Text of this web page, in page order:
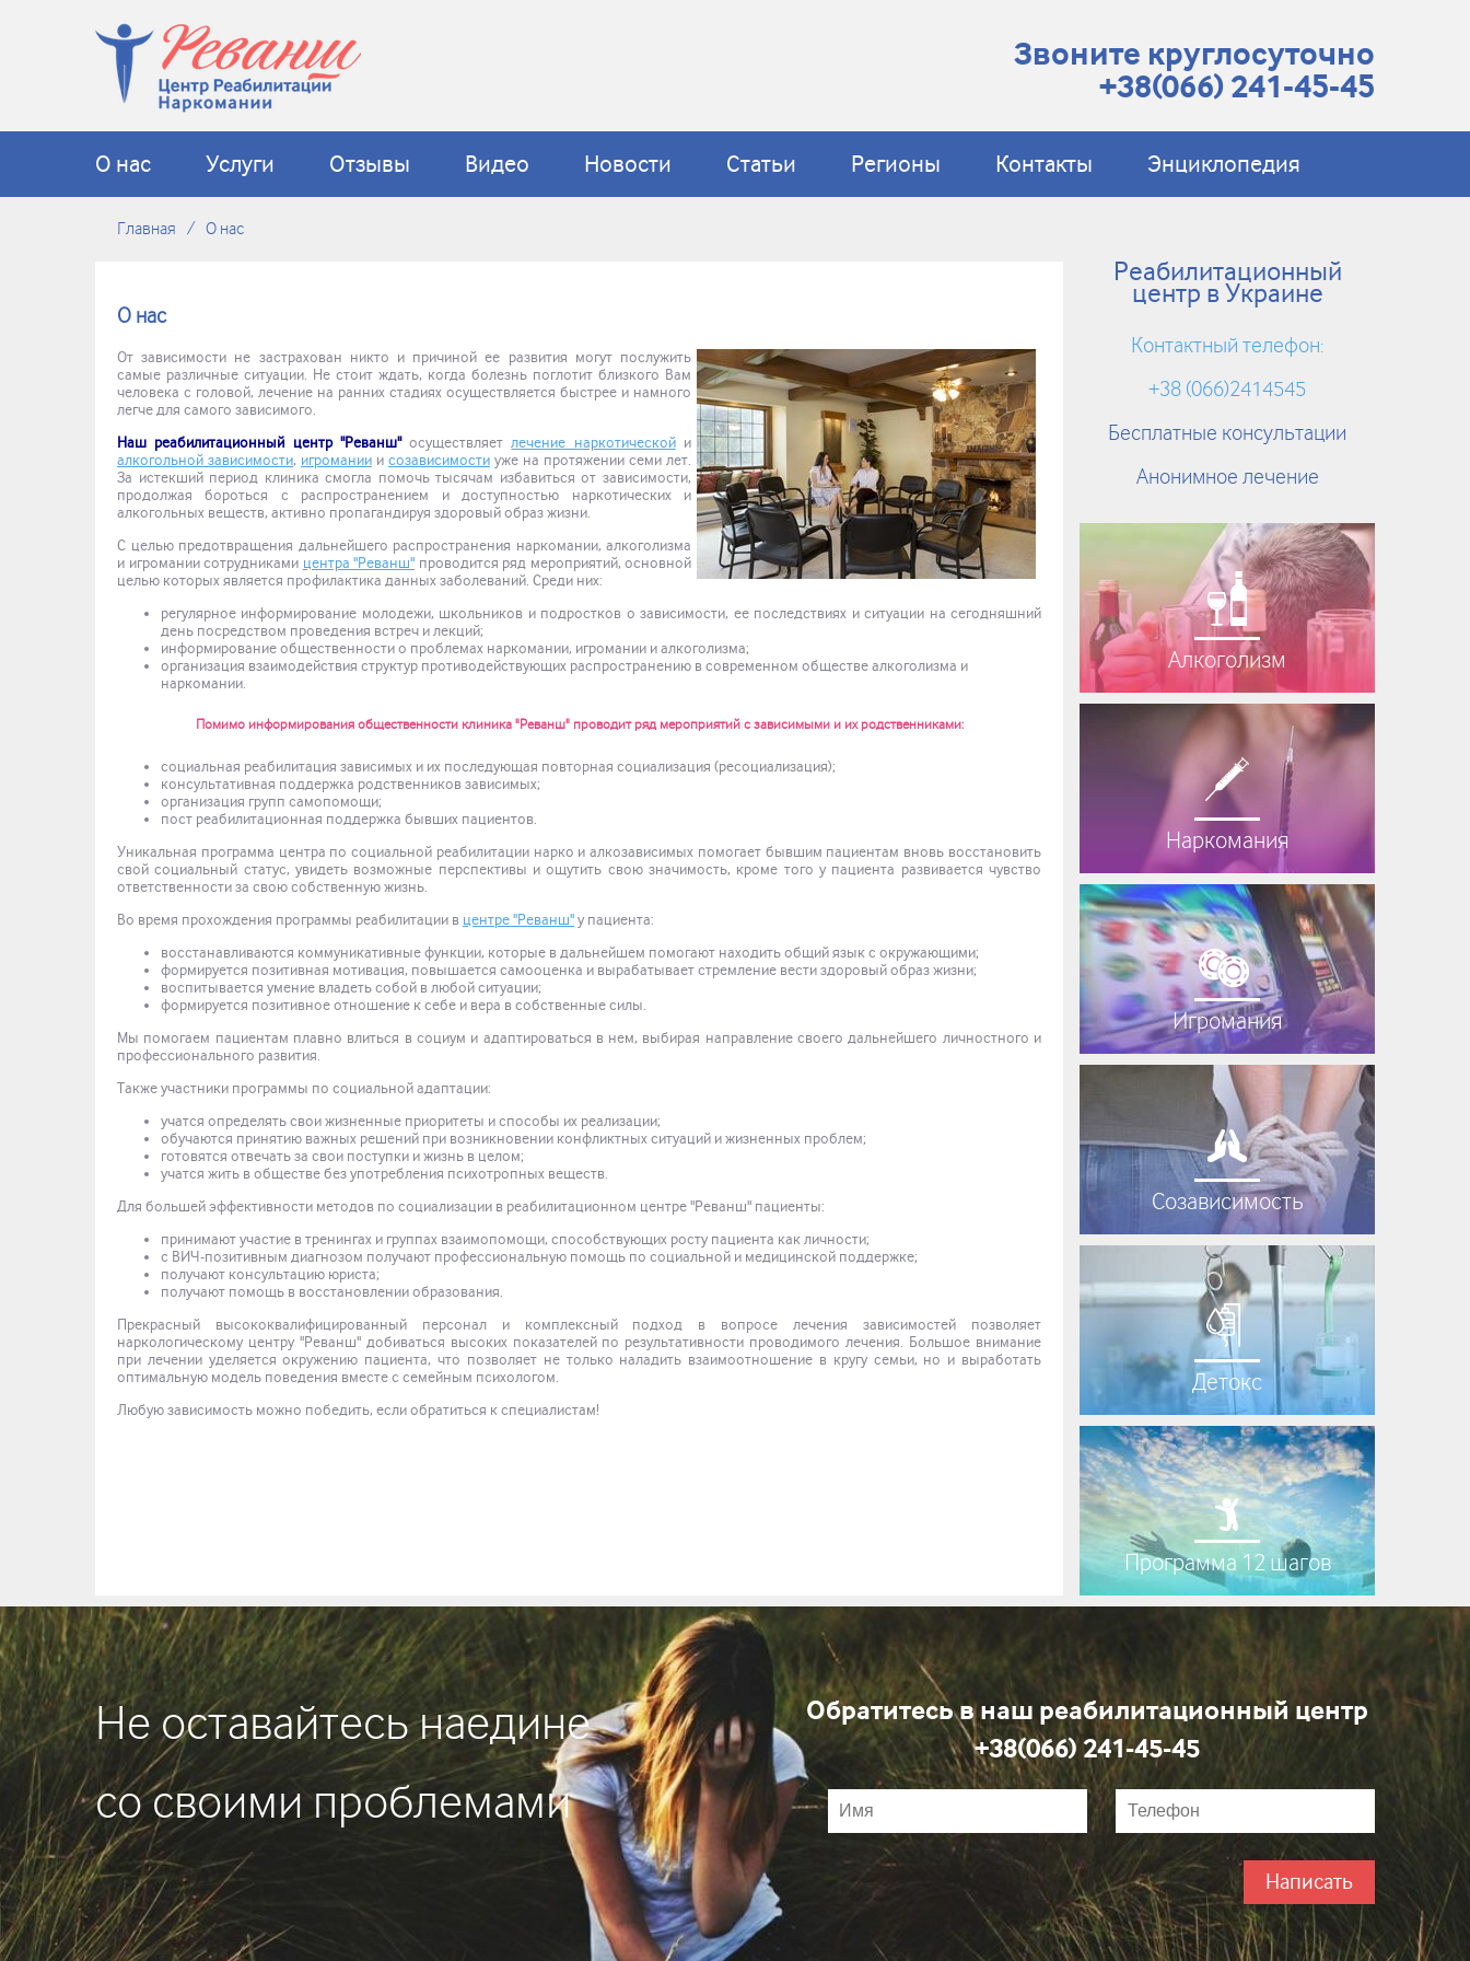
Звоните круглосуточно
+38(066) 241-45-45
О нас Услуги Отзывы Видео Новости Статьи Регионы Контакты Энциклопедия
Главная О нас
О нас
От зависимости не застрахован никто и причиной ее развития могут послужить
самые различные ситуации. Не стоит ждать, когда болезнь поглотит близкого Вам
человека с головой, лечение на ранних стадиях осуществляется быстрее и намного
легче для самого зависимого.
Наш реабилитационный центр "Реванш"осуществляетлечение наркотическойи
алкогольной зависимости, игромании и созависимости уже на протяжении семи лет.
За истекший период клиника смогла помочь тысячам избавиться от зависимости,
продолжая бороться с распространением и доступностью наркотических и
алкогольных веществ, активно пропагандируя здоровый образ жизни.
С целью предотвращения дальнейшего распространения наркомании, алкоголизма
и игромании сотрудниками центра "Реванш" проводится ряд мероприятий, основной
целью которых является профилактика данных заболеваний. Среди них:
регулярное информирование молодежи, школьников и подростков о зависимости, ее последствиях и ситуации на сегодняшний
день посредством проведения встреч и лекций;
информирование общественности о проблемах наркомании, игромании и алкоголизма;
организация взаимодействия структур противодействующих распространению в современном обществе алкоголизма и
наркомании.
Помимо информирования общественности клиника "Реванш" проводит ряд мероприятий с зависимыми и их родственниками:
социальная реабилитация зависимых и их последующая повторная социализация (ресоциализация);
консультативная поддержка родственников зависимых;
организация групп самопомощи;
пост реабилитационная поддержка бывших пациентов.
Уникальная программа центра по социальной реабилитации нарко и алкозависимых помогает бывшим пациентам вновь восстановить
свой социальный статус, увидеть возможные перспективы и ощутить свою значимость, кроме того у пациента развивается чувство
ответственности за свою собственную жизнь.
Во время прохождения программы реабилитации в центре "Реванш"у пациента:
восстанавливаются коммуникативные функции, которые в дальнейшем помогают находить общий язык с окружающими;
формируется позитивная мотивация, повышается самооценка и вырабатывает стремление вести здоровый образ жизни;
воспитывается умение владеть собой в любой ситуации;
формируется позитивное отношение к себе и вера в собственные силы.
Мы помогаем пациентам плавно влиться в социум и адаптироваться в нем, выбирая направление своего дальнейшего личностного и
профессионального развития.
Также участники программы по социальной адаптации:
учатся определять свои жизненные приоритеты и способы их реализации;
обучаются принятию важных решений при возникновении конфликтных ситуаций и жизненных проблем;
готовятся отвечать за свои поступки и жизнь в целом;
учатся жить в обществе без употребления психотропных веществ.
Для большей эффективности методов по социализации в реабилитационном центре "Реванш" пациенты:
принимают участие в тренингах и группах взаимопомощи, способствующих росту пациента как личности;
с ВИЧ-позитивным диагнозом получают профессиональную помощь по социальной и медицинской поддержке;
получают консультацию юриста;
получают помощь в восстановлении образования.
Прекрасный высококвалифицированный персонал и комплексный подход в вопросе лечения зависимостей позволяет
наркологическому центру "Реванш" добиваться высоких показателей по результативности проводимого лечения. Большое внимание
при лечении уделяется окружению пациента, что позволяет не только наладить взаимоотношение в кругу семьи, но и выработать
оптимальную модель поведения вместе с семейным психологом.
Любую зависимость можно победить, если обратиться к специалистам!
Реабилитационный
центр в Украине
Контактный телефон:
+38 (066)2414545
Бесплатные консультации
Анонимное лечение
Алкоголизм
Наркомания
Игромания
Созависимость
Детокс
Программа 12 шагов
Не оставайтесь наедине
со своими проблемами
Обратитесь в наш реабилитационный центр
+38(066) 241-45-45
Написать